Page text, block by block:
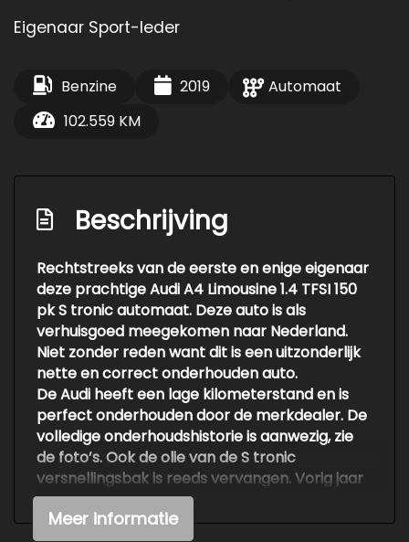
Eigenaar Sport-leder
Benzine 2019
Automaat
102.559 KM
Beschrijving
Rechtstreeks van de eerste en enige eigenaar
deze prachtige Audi A4 Limousine 1.4 TFSI 150
pk S tronic automaat. Deze auto is als
verhuisgoed meegekomen naar Nederland.
Niet zonder reden want dit is een uitzonderlijk
nette en correct onderhouden auto.
De Audi heeft een lage kilometerstand en is
perfect onderhouden door de merkdealer. De
volledige onderhoudshistorie is aanwezig, zie
de foto’s. Ook de olie van de S tronic
versnellingsbak is reeds vervangen. Vorig jaar
zijn daarnaast vier nieuwe remschijven met
bijbehorende remblokken gemonteerd.
Meer informatie